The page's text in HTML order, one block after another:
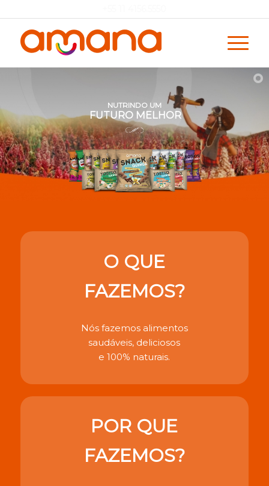
NUTRINDO UM
FUTURO MELHOR
O QUE
FAZEMOS?
Nós fazemos alimentos
saudáveis, deliciosos
e 100% naturais.
POR QUE
FAZEMOS?